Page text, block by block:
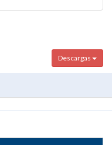
Descargas